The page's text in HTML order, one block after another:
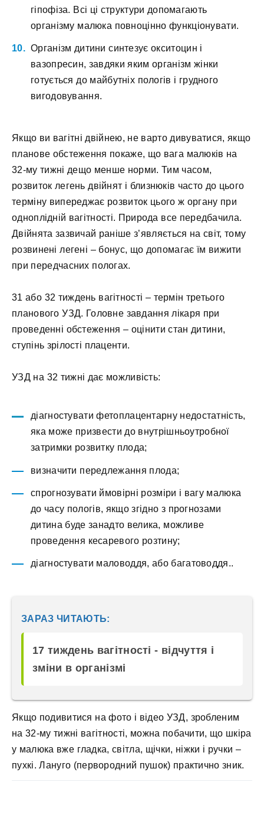
гіпофіза. Всі ці структури допомагають
організму малюка повноцінно функціонувати.
Організм дитини синтезує окситоцин і
вазопресин, завдяки яким організм жінки
готується до майбутніх пологів і грудного
вигодовування.
Якщо ви вагітні двійнею, не варто дивуватися, якщо
планове обстеження покаже, що вага малюків на
32-му тижні дещо менше норми. Тим часом,
розвиток легень двійнят і близнюків часто до цього
терміну випереджає розвиток цього ж органу при
одноплідній вагітності. Природа все передбачила.
Двійнята зазвичай раніше з’являється на світ, тому
розвинені легені – бонус, що допомагає їм вижити
при передчасних пологах.
31 або 32 тиждень вагітності – термін третього
планового УЗД. Головне завдання лікаря при
проведенні обстеження – оцінити стан дитини,
ступінь зрілості плаценти.
УЗД на 32 тижні дає можливість:
діагностувати фетоплацентарну недостатність,
яка може призвести до внутрішньоутробної
затримки розвитку плода;
визначити передлежання плода;
спрогнозувати ймовірні розміри і вагу малюка
до часу пологів, якщо згідно з прогнозами
дитина буде занадто велика, можливе
проведення кесаревого розтину;
діагностувати маловоддя, або багатоводдя..
ЗАРАЗ ЧИТАЮТЬ:
17 тиждень вагітності - відчуття і
зміни в організмі
Якщо подивитися на фото і відео УЗД, зробленим
на 32-му тижні вагітності, можна побачити, що шкіра
у малюка вже гладка, світла, щічки, ніжки і ручки –
пухкі. Лануго (первородний пушок) практично зник.